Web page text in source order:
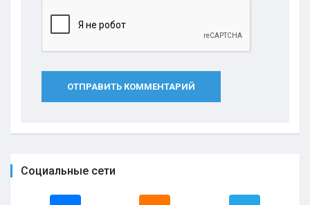
ОТПРАВИТЬ КОММЕНТАРИЙ
Социальные сети